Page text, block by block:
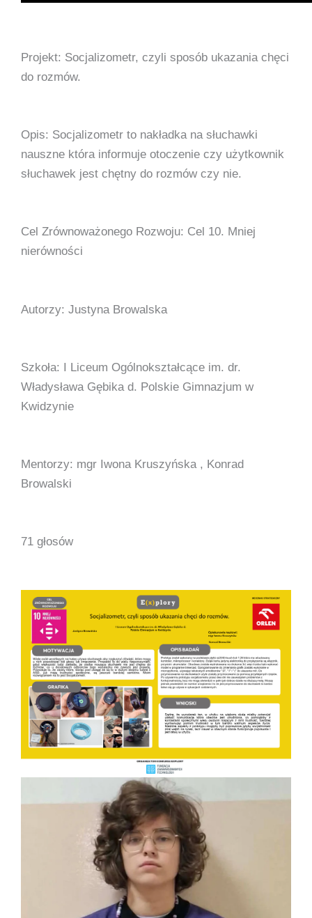
Projekt: Socjalizometr, czyli sposób ukazania chęci
do rozmów.
Opis: Socjalizometr to nakładka na słuchawki
nauszne która informuje otoczenie czy użytkownik
słuchawek jest chętny do rozmów czy nie.
Cel Zrównoważonego Rozwoju: Cel 10. Mniej
nierówności
Autorzy: Justyna Browalska
Szkoła: I Liceum Ogólnokształcące im. dr.
Władysława Gębika d. Polskie Gimnazjum w
Kwidzynie
Mentorzy: mgr Iwona Kruszyńska , Konrad
Browalski
71 głosów